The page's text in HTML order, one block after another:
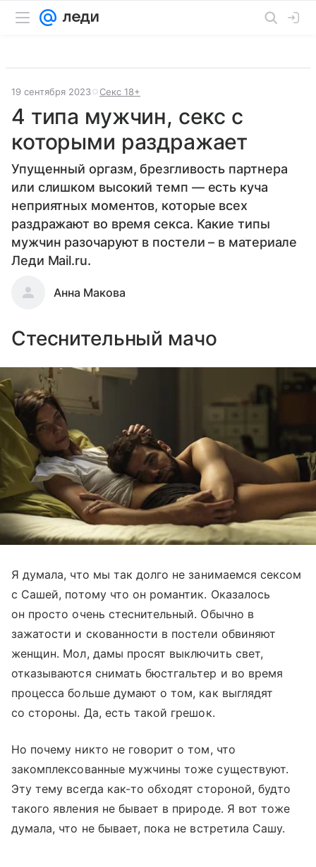
19 сентября 2023 Секс 18+
4 типа мужчин, секс с
которыми раздражает
Упущенный оргазм, брезгливость партнера
или слишком высокий темп — есть куча
неприятных моментов, которые всех
раздражают во время секса. Какие типы
мужчин разочаруют в постели – в материале
Леди Mail.ru.
Анна Макова
Стеснительный мачо
Я думала, что мы так долго не занимаемся сексом
с Сашей, потому что он романтик. Оказалось
он просто очень стеснительный. Обычно в
зажатости и скованности в постели обвиняют
женщин. Мол, дамы просят выключить свет,
отказываются снимать бюстгальтер и во время
процесса больше думают о том, как выглядят
со стороны. Да, есть такой грешок.
Но почему никто не говорит о том, что
закомплексованные мужчины тоже существуют.
Эту тему всегда как-то обходят стороной, будто
такого явления не бывает в природе. Я вот тоже
думала, что не бывает, пока не встретила Сашу.